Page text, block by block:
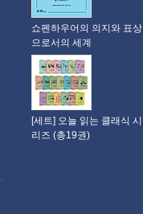
쇼펜하우어의 의지와 표상
으로서의 세계
[세트] 오늘 읽는 클래식 시
리즈 (총19권)